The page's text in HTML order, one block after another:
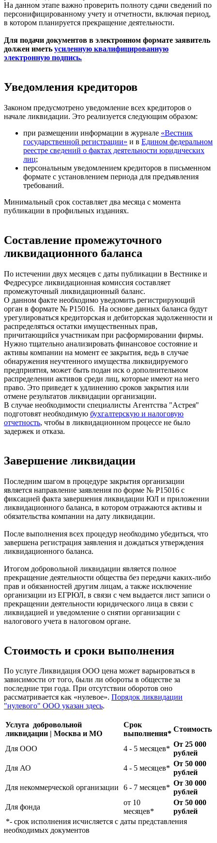
На данном этапе важно проверить полноту сдачи сведений по
персонифицированному учету и отчетности, включая период,
в котором планируется прекращение деятельности.
Для подачи документов в электронном формате заявитель
должен иметь усиленную квалифицированную
электронную подпись.
Уведомления кредиторов
Законом предусмотрено уведомление всех кредиторов о
начале ликвидации. Это реализуется следующим образом:
при размещении информации в журнале «Вестник
государственной регистрации» и в Едином федеральном
реестре сведений о фактах деятельности юридических
лиц;
персональным уведомлением кредиторов в письменном
формате с установлением периода для предъявления
требований.
Минимальный срок составляет два месяца с момента
публикации в профильных изданиях.
Составление промежуточного
ликвидационного баланса
По истечении двух месяцев с даты публикации в Вестнике и
Федресурсе ликвидационная комиссия составляет
промежуточный ликвидационный баланс.
О данном факте необходимо уведомить регистрирующий
орган в формате № Р15016. На основе данных баланса будут
урегулироваться кредиторская и дебиторская задолженности и
распределяться остатки имущественных прав,
причитающийся участникам при расформировании фирмы.
Нужно тщательно анализировать финансовое состояние и
активы компании на момент ее закрытия, ведь в случае
обнаружения неучтенного имущества ликвидируемого
предприятия, может быть подан иск о дополнительном
распределении активов среди лиц, которые имеют на него
право. Это приведет к удлинению сроков закрытия или
отмене результатов ликвидации организации.
В случае необходимости специалисты Агентства "Астрея"
подготовят необходимую бухгалтерскую и налоговую
отчетность, чтобы в ликвидационном процессе не было
задержек и отказа.
Завершение ликвидации
Последним шагом в процедуре закрытия организации
является направление заявления по форме № Р15016 с
фиксацией факта завершения ликвидации ЮЛ и приложении
ликвидационного баланса, в котором отражаются активы и
обязательства компании на дату ликвидации.
После выполнения всех процедур необходимо убедиться, что
завершена регистрация заявления и дождаться утверждения
ликвидационного баланса.
Итогом добровольной ликвидации является полное
прекращение деятельности общества без передачи каких-либо
прав и обязанностей другим лицам, а также исключение
организации из ЕГРЮЛ, в связи с чем выдается лист записи о
прекращении деятельности юридического лица в связи с
ликвидацией и уведомление о снятии организации с
налогового учета в налоговом органе.
Стоимость и сроки выполнения
По услуге Ликвидация ООО цена может варьироваться в
зависимости от того, были ли обороты в обществе за
последние три года. При отсутствии оборотов оно
рассматривается как «нулевое». Порядок ликвидации
"нулевого" ООО указан здесь.
Услуга добровольной
ликвидации | Москва и МО
Срок
выполнения*
Стоимость
Для ООО 4 - 5 месяцев*
От 25 000
рублей
Для АО
4 - 5 месяцев*
От 50 000
рублей
Для некоммерческой организации
6 - 7 месяцев*
От 30 000
рублей
Для фонда
от 10
месяцев*
От 50 000
рублей
*- срок исполнения исчисляется с даты представления
необходимых документов